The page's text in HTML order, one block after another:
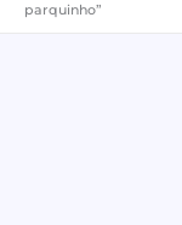
parquinho”